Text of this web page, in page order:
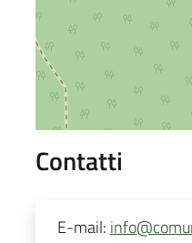
Contatti
E-mail: